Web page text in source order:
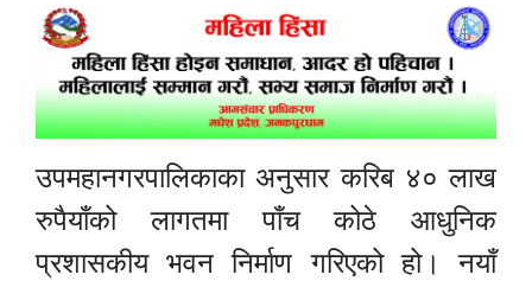
उपमहानगरपालिकाका अनुसार करिब ४० लाख
रुपैयाँको लागतमा पाँच कोठे आधुनिक
प्रशासकीय भवन निर्माण गरिएको हो। नयाँ